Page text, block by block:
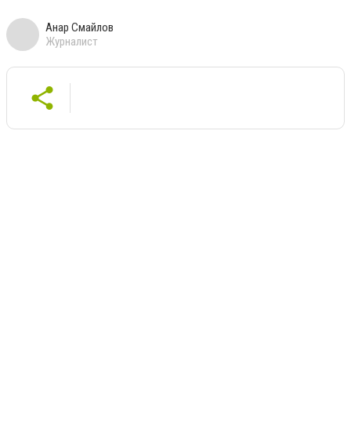
Анар Смайлов
Журналист